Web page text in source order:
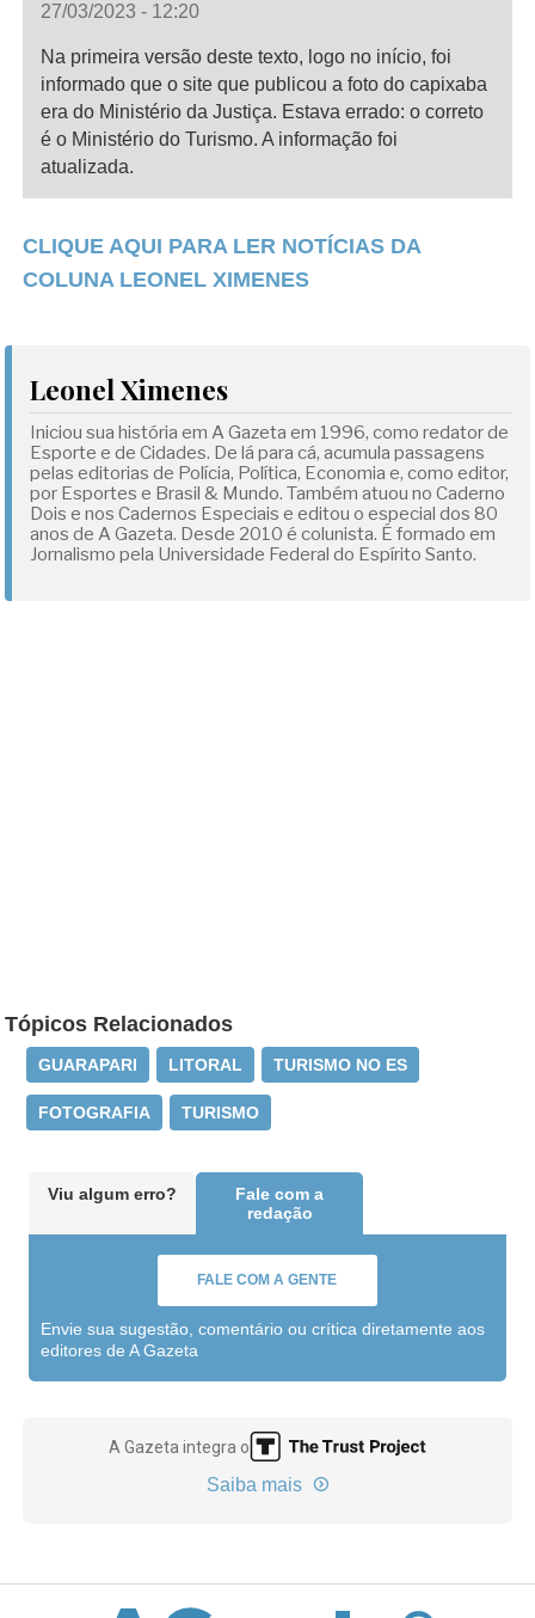
27/03/2023 - 12:20
Na primeira versão deste texto, logo no início, foi
informado que o site que publicou a foto do capixaba
era do Ministério da Justiça. Estava errado: o correto
é o Ministério do Turismo. A informação foi
atualizada.
CLIQUE AQUI PARA LER NOTÍCIAS DA
COLUNA LEONEL XIMENES
Leonel Ximenes
Iniciou sua história em A Gazeta em 1996, como redator de
Esporte e de Cidades. De lá para cá, acumula passagens
pelas editorias de Polícia, Política, Economia e, como editor,
por Esportes e Brasil & Mundo. Também atuou no Caderno
Dois e nos Cadernos Especiais e editou o especial dos 80
anos de A Gazeta. Desde 2010 é colunista. É formado em
Jornalismo pela Universidade Federal do Espírito Santo.
Tópicos Relacionados
GUARAPARI LITORAL TURISMO NO ES
FOTOGRAFIA TURISMO
Viu algum erro?
Fale com a
redação
FALE COM A GENTE
Envie sua sugestão, comentário ou crítica diretamente aos
editores de A Gazeta
A Gazeta integra o
Saiba mais